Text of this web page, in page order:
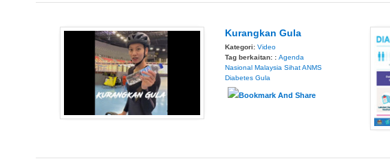
Kurangkan Gula
Kategori: Video
Tag berkaitan: : Agenda
Nasional Malaysia SihatANMS
Diabetes Gula